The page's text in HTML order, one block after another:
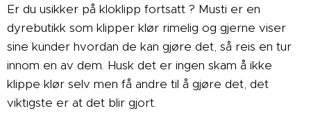
Er du usikker på kloklipp fortsatt ? Musti er en
dyrebutikk som klipper klør rimelig og gjerne viser
sine kunder hvordan de kan gjøre det, så reis en tur
innom en av dem. Husk det er ingen skam å ikke
klippe klør selv men få andre til å gjøre det, det
viktigste er at det blir gjort.